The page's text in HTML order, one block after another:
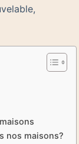
nos maisons?